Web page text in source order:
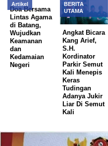
Artikel
Doa Bersama
Lintas Agama
di Batang,
Wujudkan
Keamanan
dan
Kedamaian
Negeri
BERITA
UTAMA
Angkat Bicara
Kang Arief,
S.H.
Kordinator
Parkir Semut
Kali Menepis
Keras
Tudingan
Adanya Jukir
Liar Di Semut
Kali